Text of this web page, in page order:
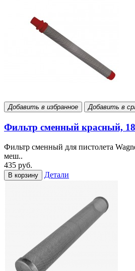
Добавить в избранное Добавить в
Фильтр сменный красный,
Фильтр сменный для пистолета
меш..
435 руб.
В корзину Детали